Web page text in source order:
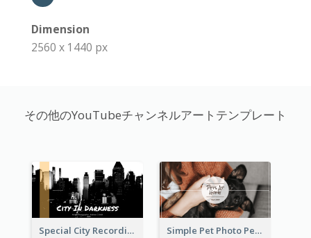
Dimension
2560 x 1440 px
その他のYouTubeチャンネルアートテンプレート
Special City Recording YouTube Channel Art Simple Pet Photo Pet Daily YouTube Channel Art